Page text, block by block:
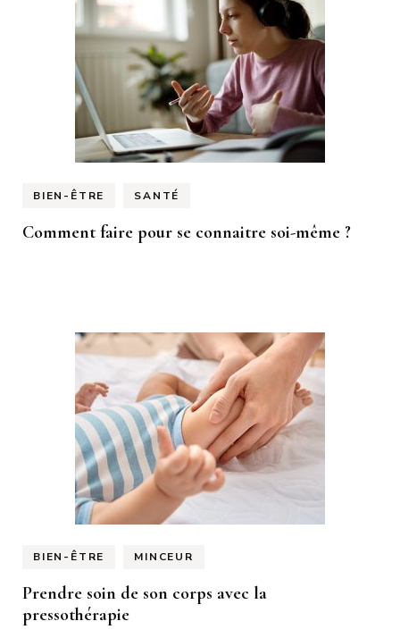
BIEN-ÊTRE SANTÉ
Comment faire pour se connaitre soi-même ?
BIEN-ÊTRE MINCEUR
Prendre soin de son corps avec la
pressothérapie